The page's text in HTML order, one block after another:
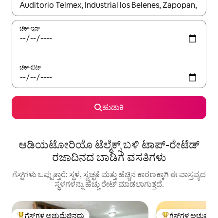
ಫಲಿತಾಂಶಗಳು ಲಭ್ಯವಿರುವಾಗ, ಅಪ್ ಮತ್ತು ಡೌನ್ ಬಾಣದ ಕೀಲಿಗಳೊಂದಿಗೆ
ಚೆಕ್-ಇನ್
ಚೆಕ್-ಔಟ್
ಹುಡುಕಿ
ಆಡಿಯಟೋರಿಯೊ ಟೆಲ್ಮೆಕ್ಸ್ ಬಳಿ ಟಾಪ್-ರೇಟೆಡ್
ರಜಾದಿನದ ಬಾಡಿಗೆ ವಸತಿಗಳು
ಗೆಸ್ಟ್‌ಗಳು ಒಪ್ಪುತ್ತಾರೆ: ಸ್ಥಳ, ಸ್ವಚ್ಛತೆ ಮತ್ತು ಹೆಚ್ಚಿನ ಕಾರಣಕ್ಕಾಗಿ ಈ ವಾಸ್ತವ್ಯದ
ಸ್ಥಳಗಳನ್ನು ಹೆಚ್ಚು ರೇಟ್ ಮಾಡಲಾಗುತ್ತದೆ.
ಗೆಸ್ಟ್‌ಗಳ ಅಚ್ಚುಮೆಚ್ಚಿನದು ಗೆಸ್ಟ್‌ಗಳ